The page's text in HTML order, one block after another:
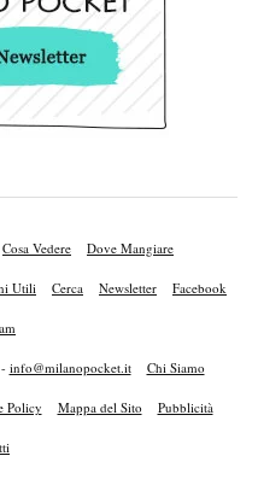
Cosa Vedere Dove Mangiare
Utili Cerca Newsletter Facebook
info@milanopocket.it Chi Siamo
Policy Mappa del Sito Pubblicità